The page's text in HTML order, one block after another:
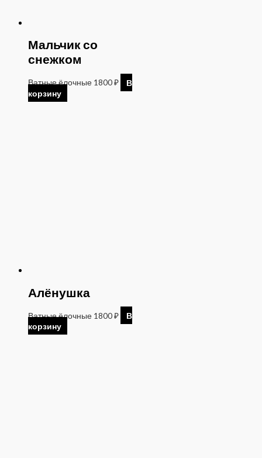
Мальчик со
снежком
Ватные ёлочные 1800₽
В
корзину
Алёнушка
Ватные ёлочные 1800₽
В
корзину